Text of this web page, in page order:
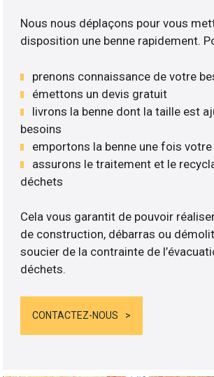
Nous nous déplaçons pour vous
disposition une benne rapidement.
prenons connaissance de votre
émettons un devis gratuit
livrons la benne dont la taille est
besoins
emportons la benne une fois
assurons le traitement et le
déchets
Cela vous garantit de pouvoir
de construction, débarras ou
soucier de la contrainte de
déchets.
CONTACTEZ-NOUS